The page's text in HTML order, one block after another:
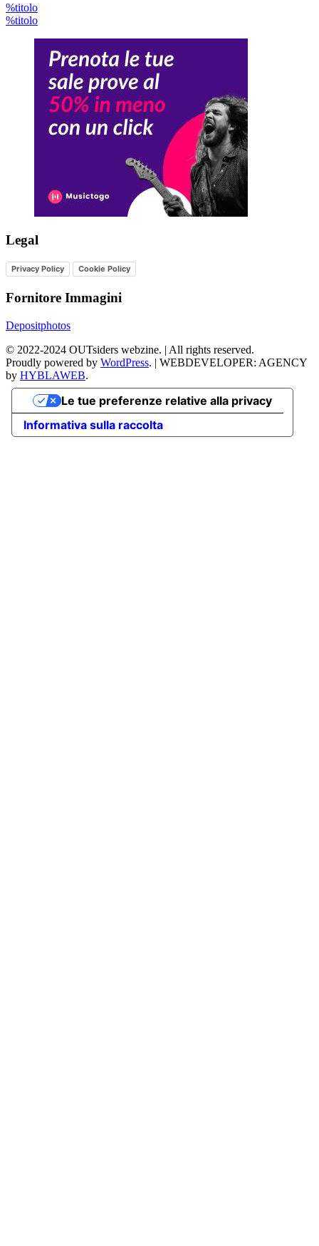
%titolo
%titolo
Legal
Privacy Policy Cookie Policy
Fornitore Immagini
Depositphotos
© 2022-2024 OUTsiders webzine. | All rights reserved.
Proudly powered by WordPress. | WEBDEVELOPER: AGENCY
by HYBLAWEB.
Informativa sulla raccolta
Le tue preferenze relative alla privacy